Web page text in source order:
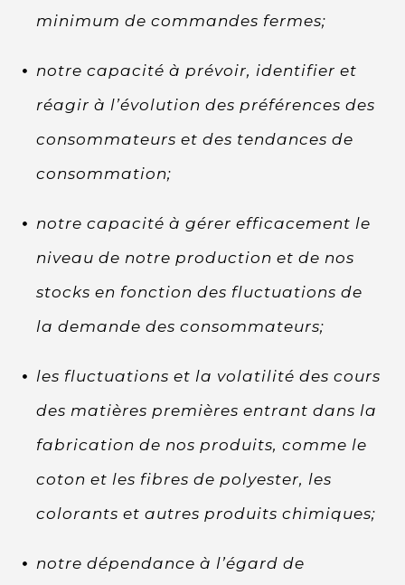
minimum de commandes fermes;
notre capacité à prévoir, identifier et
réagir à l’évolution des préférences des
consommateurs et des tendances de
consommation;
notre capacité à gérer efficacement le
niveau de notre production et de nos
stocks en fonction des fluctuations de
la demande des consommateurs;
les fluctuations et la volatilité des cours
des matières premières entrant dans la
fabrication de nos produits, comme le
coton et les fibres de polyester, les
colorants et autres produits chimiques;
notre dépendance à l’égard de